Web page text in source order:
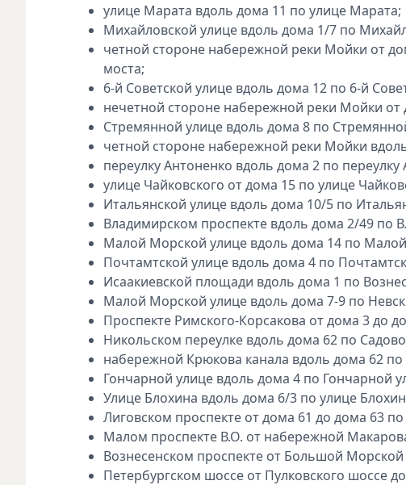
улице Марата вдоль дома 11 по улице Марата;
Михайловской улице вдоль дома 1/7 по
четной стороне набережной реки Мойки от
моста;
6-й Советской улице вдоль дома 12 по 6-й
нечетной стороне набережной реки Мойки
Стремянной улице вдоль дома 8 по
четной стороне набережной реки Мойки
переулку Антоненко вдоль дома 2 по переулку
улице Чайковского от дома 15 по улице
Итальянской улице вдоль дома 10/5 по
Владимирском проспекте вдоль дома 2/49 по
Малой Морской улице вдоль дома 14 по
Почтамтской улице вдоль дома 4 по
Исаакиевской площади вдоль дома 1 по
Малой Морской улице вдоль дома 7-9 по
Проспекте Римского-Корсакова от дома 3 до
Никольском переулке вдоль дома 62 по
набережной Крюкова канала вдоль дома 62 по
Гончарной улице вдоль дома 4 по Гончарной
Улице Блохина вдоль дома 6/3 по улице
Лиговском проспекте от дома 61 до дома 63
Малом проспекте В.О. от набережной
Вознесенском проспекте от Большой
Петербургском шоссе от Пулковского шоссе